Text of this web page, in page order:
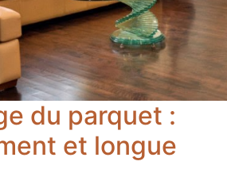
du parquet :
et longue